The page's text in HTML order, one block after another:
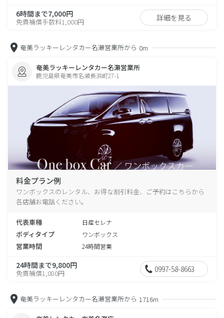
6時間まで7,000円
免責補償手数料1,000円 詳細を見る
奄美ラッキーレンタカー名瀬営業所から 0m
奄美ラッキーレンタカー名瀬営業所
鹿児島県奄美市名瀬長浜町27-1
料金プラン例
ワンボックスのレンタル、お得な割引料金、ご予約はこちらから
各店舗お電話ください。
代表車種 日産セレナ
ボディタイプ ワンボックス
営業時間 24時間営業
24時間まで9,800円
免責補償1,080円 0997-58-8663
奄美ラッキーレンタカー名瀬営業所から 1716m